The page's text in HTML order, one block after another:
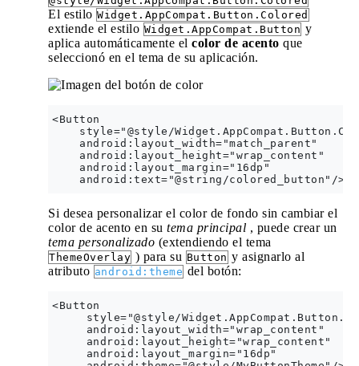
El estilo Widget.AppCompat.Button.Colored
extiende el estilo Widget.AppCompat.Button y
aplica automáticamente el color de acento que
seleccionó en el tema de su aplicación.
<Button
style="@style/
    android:layout_width="match_parent"
    android:layout_height="wrap_content"
    android:layout_margin="16dp"
Si desea personalizar el color de fondo sin cambiar el
color de acento en su tema principal , puede crear un
tema personalizado (extendiendo el tema
ThemeOverlay ) para su Button y asignarlo al
atributo android:theme del botón:
<Button
style="@style/
     android:layout_width="wrap_content"
     android:layout_height="wrap_content"
     android:layout_margin="16dp"